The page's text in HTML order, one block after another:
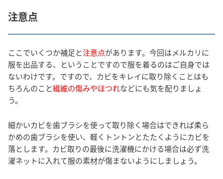
注意点
ここでいくつか補足と注意点があります。今回はメルカリに
服を出品する、ということですので服を着るのはご自身では
ないわけです。ですので、カビをキレイに取り除くことはも
ちろんのこと繊維の傷みやほつれなどにも気を配りましょ
う。
細かいカビを歯ブラシを使って取り除く場合はできれば柔ら
かめの歯ブラシを使い、軽くトントンとたたくようにカビを
落とします。カビ取りの最後に洗濯機にかける場合は必ず洗
濯ネットに入れて服の素材が傷まないようにしましょう。